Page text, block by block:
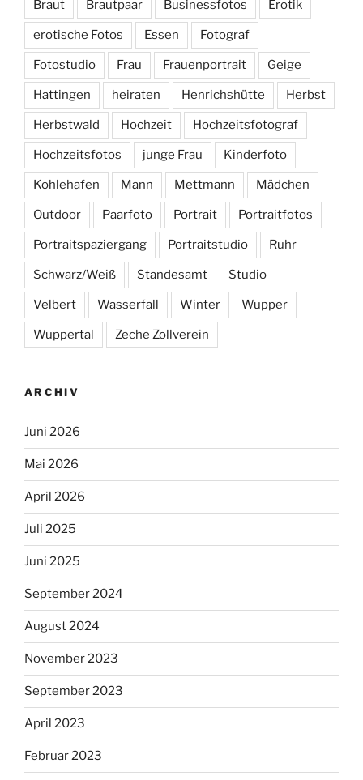
Braut Brautpaar Businessfotos Erotik
erotische Fotos Essen Fotograf
Fotostudio Frau Frauenportrait Geige
Hattingen heiraten Henrichshütte Herbst
Herbstwald Hochzeit Hochzeitsfotograf
Hochzeitsfotos junge Frau Kinderfoto
Kohlehafen Mann Mettmann Mädchen
Outdoor Paarfoto Portrait Portraitfotos
Portraitspaziergang Portraitstudio Ruhr
Schwarz/Weiß Standesamt Studio
Velbert Wasserfall Winter Wupper
Wuppertal Zeche Zollverein
ARCHIV
Juni 2026
Mai 2026
April 2026
Juli 2025
Juni 2025
September 2024
August 2024
November 2023
September 2023
April 2023
Februar 2023